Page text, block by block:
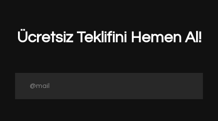
Ücretsiz Teklifini Hemen Al!